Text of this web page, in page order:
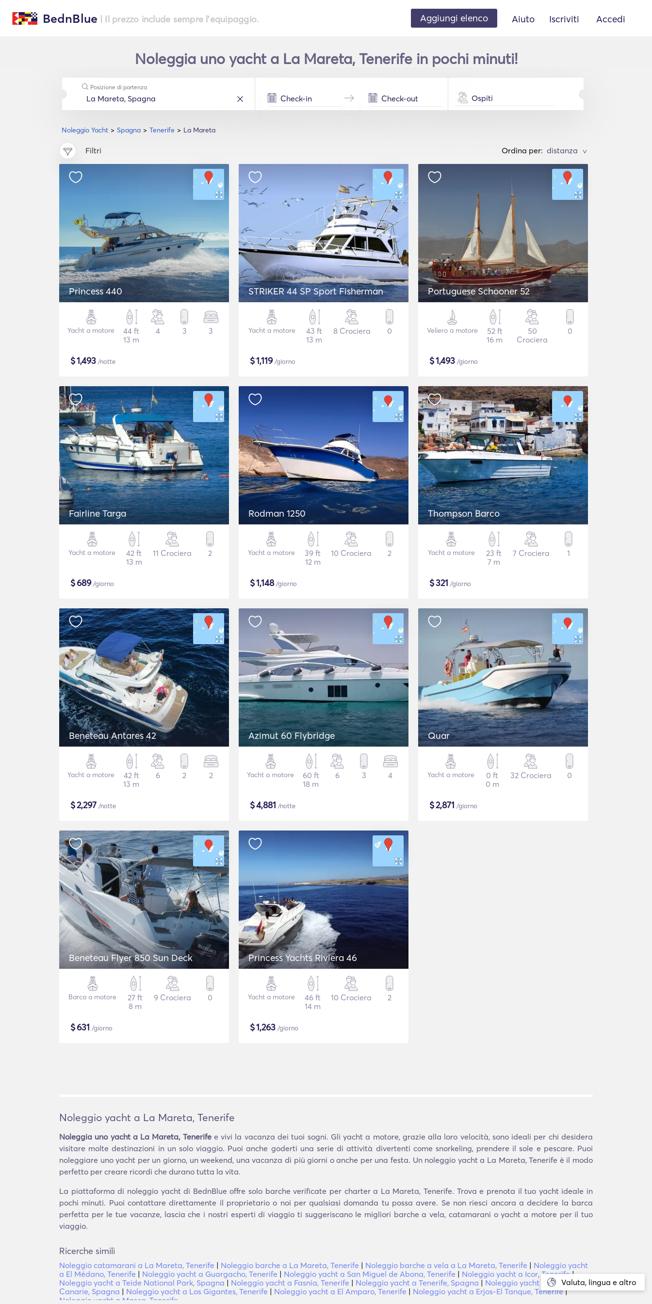
BednBlue | Il prezzo include sempre l'equipaggio. Aggiungi elenco Aiuto Iscriviti Accedi
Noleggia uno yacht a La Mareta, Tenerife in pochi minuti!
Noleggio Yacht Spagna Tenerife La Mareta
Posizione di partenza
Ospiti
Filtri Ordina per: >
Princess 440
Yacht a motore
44 ft
13 m
4 3 3
$1,493 /notte
STRIKER 44 SP Sport Fisherman
Yacht a motore
43 ft
13 m
8 Crociera 0
$1,119/giorno
Portuguese Schooner 52
Veliero a motore
52 ft
16 m
50
Crociera
0
$1,493 /giorno
Fairline Targa
Yacht a motore
42 ft
13 m
11 Crociera 2
$689/giorno
Rodman 1250
Yacht a motore
39 ft
12 m
10 Crociera 2
$1,148/giorno
Thompson Barco
Yacht a motore
23 ft
7 m
7 Crociera 1
$321 /giorno
Beneteau Antares 42
Yacht a motore
42 ft
13 m
6 2 2
$2,297 /notte
Azimut 60 Flybridge
Yacht a motore
60 ft
18 m
6 3 4
$4,881 /notte
Quar
Yacht a motore
0 ft
0 m
32 Crociera 0
$2,871 /giorno
Beneteau Flyer 850 Sun Deck
Barca a motore
27 ft
8 m
9 Crociera 0
$631 /giorno
Princess Yachts Riviera 46
Yacht a motore
46 ft
14 m
10 Crociera 2
$1,263 /giorno
Valuta, lingua e altro
Noleggio yacht a La Mareta, Tenerife
Noleggia uno yacht a La Mareta, Tenerifee vivi la vacanza dei tuoi sogni. Gli yacht a motore, grazie alla loro velocità, sono ideali per chi desidera
visitare molte destinazioni in un solo viaggio. Puoi anche goderti una serie di attività divertenti come snorkeling, prendere il sole e pescare. Puoi
noleggiare uno yacht per un giorno, un weekend, una vacanza di più giorni o anche per una festa. Un noleggio yacht a La Mareta, Tenerife è il modo
perfetto per creare ricordi che durano tutta la vita.
La piattaforma di noleggio yacht di BednBlue offre solo barche verificate per charter a La Mareta, Tenerife. Trova e prenota il tuo yacht ideale in
pochi minuti. Puoi contattare direttamente il proprietario o noi per qualsiasi domanda tu possa avere. Se non riesci ancora a decidere la barca
perfetta per le tue vacanze, lascia che i nostri esperti di viaggio ti suggeriscano le migliori barche a vela, catamarani o yacht a motore per il tuo
viaggio.
Ricerche simili
Noleggio catamarani a La Mareta, Tenerife | Noleggio barche a La Mareta, Tenerife | Noleggio barche a vela a La Mareta, Tenerife | Noleggio yacht
a El Médano, Tenerife | Noleggio yacht a Guargacho, Tenerife | Noleggio yacht a San Miguel de Abona, Tenerife | Noleggio yacht a Icor, Tenerife|
Noleggio yacht a Teide National Park, Spagna | Noleggio yacht a Fasnia, Tenerife | Noleggio yacht a Tenerife, Spagna | Noleggio yacht a Isole
Canarie, Spagna | Noleggio yacht a Los Gigantes, Tenerife | Noleggio yacht a El Amparo, Tenerife | Noleggio yacht a Erjos-El Tanque, Tenerife|
Noleggio yacht a Masca, Tenerife